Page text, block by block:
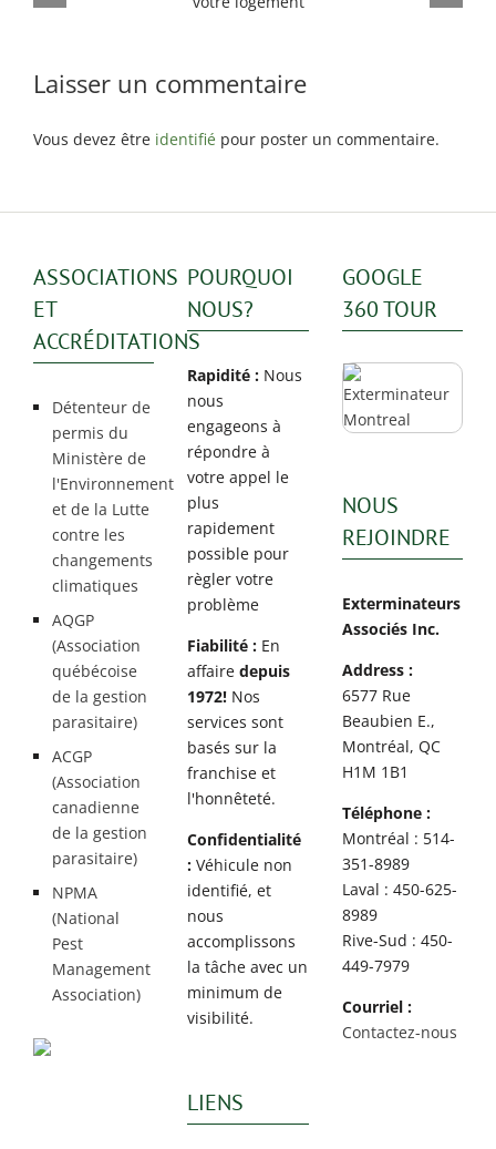
Laisser un commentaire
Vous devez être identifié pour poster un commentaire.
ASSOCIATIONS
ET
ACCRÉDITATIONS
Détenteur de
permis du
Ministère de
l'Environnement
et de la Lutte
contre les
changements
climatiques
AQGP
(Association
québécoise
de la gestion
parasitaire)
ACGP
(Association
canadienne
de la gestion
parasitaire)
NPMA
(National
Pest
Management
Association)
POURQUOI
NOUS?
Rapidité : Nous
nous
engageons à
répondre à
votre appel le
plus
rapidement
possible pour
règler votre
problème
Fiabilité : En
affairedepuis
1972! Nos
services sont
basés sur la
franchise et
l'honnêteté.
Confidentialité
: Véhicule non
identifié, et
nous
accomplissons
la tâche avec un
minimum de
visibilité.
LIENS
GOOGLE
360 TOUR
NOUS
REJOINDRE
Exterminateurs
Associés Inc.
Address :
6577 Rue
Beaubien E.,
Montréal, QC
H1M 1B1
Téléphone :
Montréal : 514-
351-8989
Laval : 450-625-
8989
Rive-Sud : 450-
449-7979
Courriel :
Contactez-nous